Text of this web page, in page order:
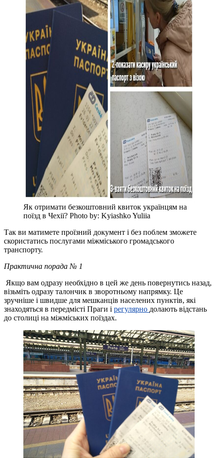
Як отримати безкоштовний квиток українцям на
поїзд в Чехії? Photo by: Kyiashko Yuliia
Так ви матимете проїзний документ і без поблем зможете
скористатись послугами міжміського громадського
транспорту.
Практична порада № 1
Якщо вам одразу необхідно в цей же день повернутись назад,
візьміть одразу талончик в зворотньому напрямку. Це
зручніше і швидше для мешканців населених пунктів, які
знаходяться в передмісті Праги і регулярно долають відстань
до столиці на міжміських поїздах.